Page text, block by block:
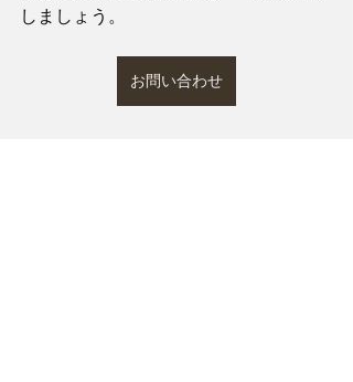
しましょう。
お問い合わせ